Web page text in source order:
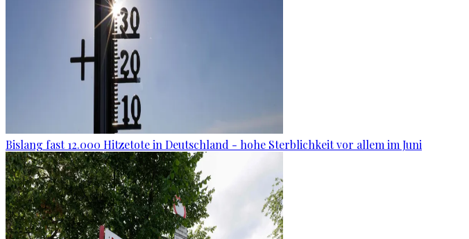
Bislang fast 12.000 Hitzetote in Deutschland - hohe Sterblichkeit vor allem im Juni